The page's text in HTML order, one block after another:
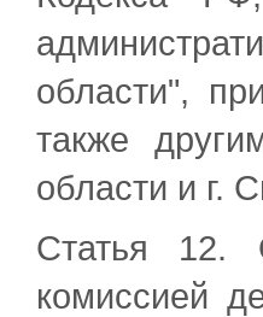
области",
также
области и г.
Статья 12.
комиссией